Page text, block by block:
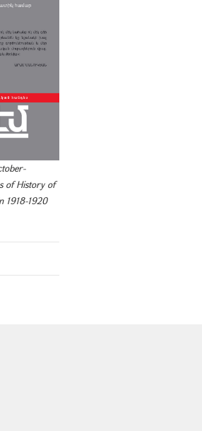
of History of
1918-1920